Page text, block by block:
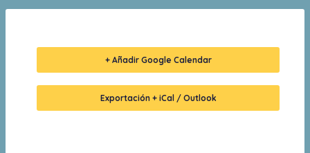
+ Añadir Google Calendar
Exportación + iCal / Outlook